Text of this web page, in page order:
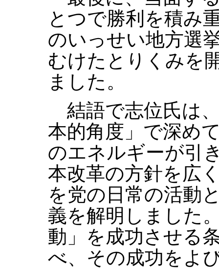
とつで勝利を積み
のいっせい地方選
むけたとりくみを
ました。
結語で志位氏は
本的角度」で深め
のエネルギーが引
本改革の方針を広
を党の日常の活動
義を解明しました
動」を成功させる
べ、その成功をよ